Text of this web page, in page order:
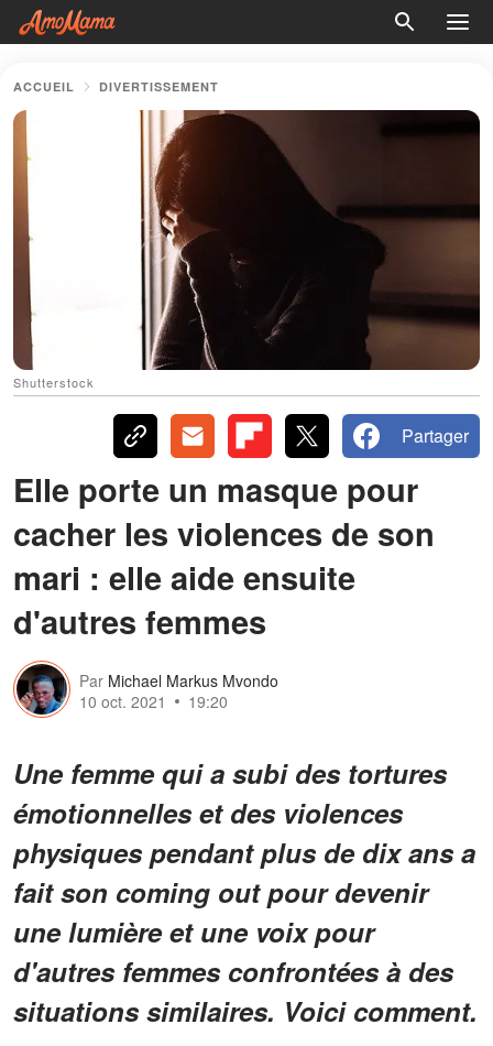
ACCUEIL DIVERTISSEMENT
Shutterstock
Partager
Elle porte un masque pour
cacher les violences de son
mari : elle aide ensuite
d'autres femmes
Par Michael Markus Mvondo
10 oct. 2021
19:20
Une femme qui a subi des tortures
émotionnelles et des violences
physiques pendant plus de dix ans a
fait son coming out pour devenir
une lumière et une voix pour
d'autres femmes confrontées à des
situations similaires. Voici comment.